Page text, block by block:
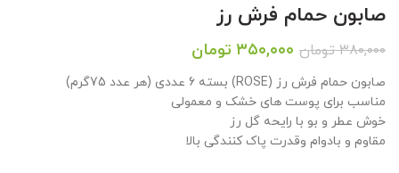
صابون حمام فرش رز
۳۸۰,۰۰۰ تومان قیمت
۳۸۰,۰۰۰ تومان
بود.
۳۵۰,۰۰۰ تومان
۳۵۰,۰۰۰ تومان.
صابون حمام فرش رز (ROSE) بسته 6 عددی (هر عدد 75گرم)
مناسب برای پوست های خشک و معمولی
خوش عطر و بو با رایحه گل رز
مقاوم و بادوام وقدرت پاک کنندگی بالا